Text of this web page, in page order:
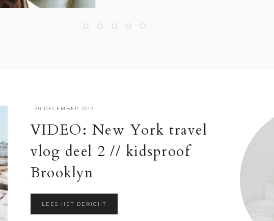
20 DECEMBER 2019
VIDEO: New York travel
vlog deel 2 // kidsproof
Brooklyn
LEES HET BERICHT